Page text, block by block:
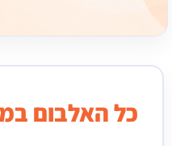
האלבום במחיר